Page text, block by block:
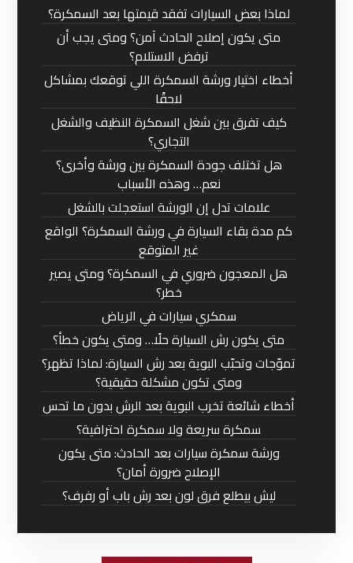
لماذا بعض السيارات تفقد قيمتها بعد السمكرة؟
متى يكون إصلاح الحادث آمن؟ ومتى يجب أن
ترفض الاستلام؟
أخطاء اختيار ورشة السمكرة اللي توقعك بمشاكل
لاحقًا
كيف تفرق بين شغل السمكرة النظيف والشغل
التجاري؟
هل تختلف جودة السمكرة بين ورشة وأخرى؟
نعم… وهذه الأسباب
علامات تدل إن الورشة استعجلت بالشغل
كم مدة بقاء السيارة في ورشة السمكرة؟ الواقع
غير المتوقع
هل المعجون ضروري في السمكرة؟ ومتى يصير
خطر؟
سمكري سيارات في الرياض
متى يكون رش السيارة حلًا… ومتى يكون خطأ؟
تموّجات وتحبّب البوية بعد رش السيارة: لماذا تظهر؟
ومتى تكون مشكلة حقيقية؟
أخطاء شائعة تخرب البوية بعد الرش بدون ما تحس
سمكرة سريعة ولا سمكرة احترافية؟
ورشة سمكرة سيارات بعد الحادث: متى يكون
الإصلاح ضرورة أمان؟
ليش بيطلع فرق لون بعد رش باب أو رفرف؟